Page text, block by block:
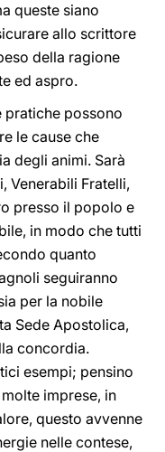
queste siano
allo scrittore
della ragione
ed aspro.
pratiche possono
le cause che
degli animi. Sarà
Venerabili Fratelli,
presso il popolo e
in modo che tutti
quanto
seguiranno
per la nobile
Sede Apostolica,
concordia.
esempi; pensino
imprese, in
questo avvenne
nelle contese,